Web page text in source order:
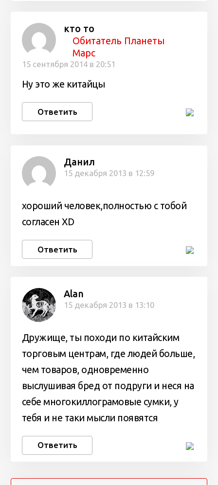
кто то
Обитатель Планеты
Марс
15 сентября 2014 в 20:51
Ну это же китайцы
Ответить
Данил
15 декабря 2013 в 12:59
хороший человек,полностью с тобой
согласен ХD
Ответить
Alan
15 декабря 2013 в 13:10
Дружище, ты походи по китайским
торговым центрам, где людей больше,
чем товаров, одновременно
выслушивая бред от подруги и неся на
себе многокиллограмовые сумки, у
тебя и не таки мысли появятся
Ответить